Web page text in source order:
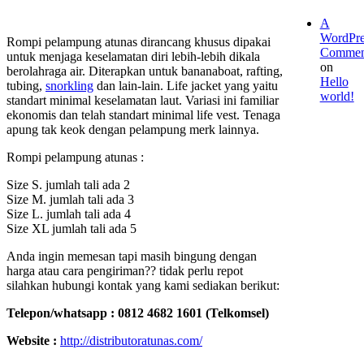
Rompi pelampung atunas dirancang khusus dipakai
untuk menjaga keselamatan diri lebih-lebih dikala
berolahraga air. Diterapkan untuk bananaboat, rafting,
tubing, snorkling dan lain-lain. Life jacket yang yaitu
standart minimal keselamatan laut. Variasi ini familiar
ekonomis dan telah standart minimal life vest. Tenaga
apung tak keok dengan pelampung merk lainnya.
Rompi pelampung atunas :
Size S. jumlah tali ada 2
Size M. jumlah tali ada 3
Size L. jumlah tali ada 4
Size XL jumlah tali ada 5
Anda ingin memesan tapi masih bingung dengan
harga atau cara pengiriman?? tidak perlu repot
silahkan hubungi kontak yang kami sediakan berikut:
Telepon/whatsapp : 0812 4682 1601 (Telkomsel)
Website : http://distributoratunas.com/
A
on
Hello
world!